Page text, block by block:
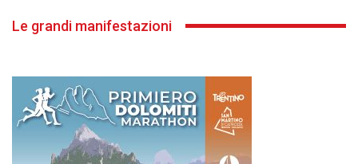
Le grandi manifestazioni